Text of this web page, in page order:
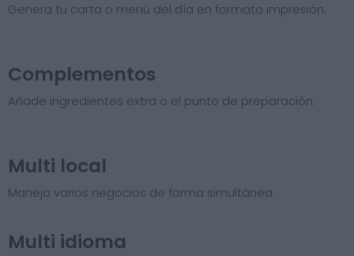
Genera tu carta o menú del día en formato impresión.
Complementos
Añade ingredientes extra o el punto de preparación.
Multi local
Maneja varios negocios de forma simultánea.
Multi idioma